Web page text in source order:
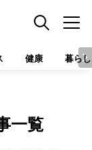
健康 暮らし
一覧